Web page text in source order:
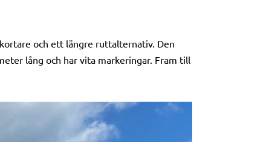
och ett längre ruttalternativ. Den
lång och har vita markeringar. Fram till